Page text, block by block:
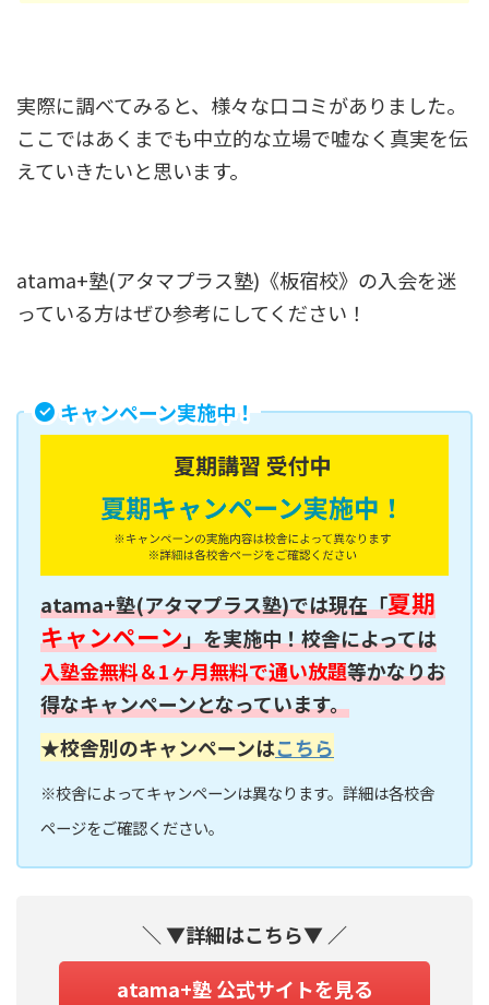
実際に調べてみると、様々な口コミがありました。
ここではあくまでも中立的な立場で嘘なく真実を伝
えていきたいと思います。
atama+塾(アタマプラス塾)《板宿校》の入会を迷
っている方はぜひ参考にしてください！
キャンペーン実施中！
atama+塾(アタマプラス塾)では現在「夏期
キャンペーン」を実施中！校舎によっては
入塾金無料＆1ヶ月無料で通い放題等かなりお
得なキャンペーンとなっています。
★校舎別のキャンペーンはこちら
※校舎によってキャンペーンは異なります。詳細は各校舎
ページをご確認ください。
＼ ▼詳細はこちら▼ ／
atama+塾 公式サイトを見る